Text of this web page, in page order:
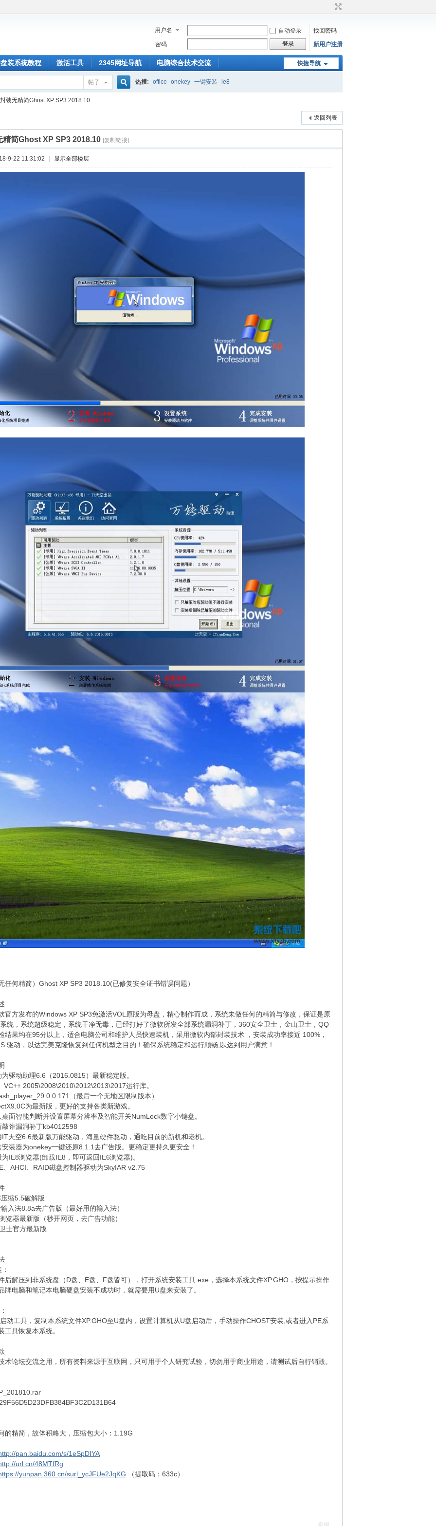
用户名 自动登录
找回密码
密码
登录 新用户注册
快捷导航
装系统教程 激活工具 2345网址导航 电脑综合技术交流
帖子
索
热搜: office onekey 一键安装 ie8
装无精简Ghost XP SP3 2018.10
返回列表
精简Ghost XP SP3 2018.10 [复制链接]
9-22 11:31:02 显示全部楼层
任何精简）Ghost XP SP3 2018.10(已修复安全证书错误问题）
官方发布的Windows XP SP3免激活VOL原版为母盘，精心制作而成，系统未做任何的精简与修改，保证是原
统，系统超级稳定，系统干净无毒，已经打好了微软所发全部系统漏洞补丁，360安全卫士，金山卫士，QQ
结果均在95分以上，适合电脑公司和维护人员快速装机，采用微软内部封装技术 ，安装成功率接近 100%，
驱动，以达完美克隆恢复到任何机型之目的！确保系统稳定和运行顺畅,以达到用户满意！
驱动助理6.6（2016.0815）最新稳定版。
VC++ 2005\2008\2010\2012\2013\2017运行库。
（最后一个无地区限制版本）
为最新版，更好的支持各类新游戏。
面智能判断并设置屏幕分辨率及智能开关NumLock数字小键盘。
诈漏洞补丁kb4012598
天空6.6最新版万能驱动，海量硬件驱动，通吃目前的新机和老机。
装器为onekey一键还原8.1.1去广告版。更稳定更持久更安全！
IE8浏览器(卸载IE8，即可返回IE6浏览器)。
、AHCI、RAID磁盘控制器驱动为SkyIAR v2.75
缩5.5破解版
入法8.8a去广告版（最好用的输入法）
览器最新版（秒开网页，去广告功能）
士官方最新版
后解压到非系统盘（D盘、E盘、F盘皆可），打开系统安装工具.exe，选择本系统文件XP.GHO，按提示操作
牌电脑和笔记本电脑硬盘安装不成功时，就需要用U盘来安装了。
动工具，复制本系统文件XP.GHO至U盘内，设置计算机从U盘启动后，手动操作CHOST安装,或者进入PE系
工具恢复本系统。
术论坛交流之用，所有资料来源于互联网，只可用于个人研究试验，切勿用于商业用途，请测试后自行销毁。
的精简，故体积略大，压缩包大小：1.19G
pan.baidu.com/s/1eSpDIYA
url.cn/48MTfRg
yunpan.360.cn/surl_ycJFUe2JqKG （提取码：633c）